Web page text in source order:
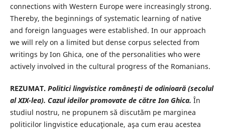
connections with Western Europe were increasingly strong.
Thereby, the beginnings of systematic learning of native
and foreign languages were established. In our approach
we will rely on a limited but dense corpus selected from
writings by Ion Ghica, one of the personalities who were
actively involved in the cultural progress of the Romanians.
REZUMAT. Politici lingvistice româneşti de odinioară (secolul
al XIX-lea). Cazul ideilor promovate de către Ion Ghica. În
studiul nostru, ne propunem să discutăm pe marginea
politicilor lingvistice educaţionale, aşa cum erau acestea